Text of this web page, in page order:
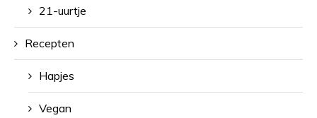
21-uurtje
Recepten
Hapjes
Vegan